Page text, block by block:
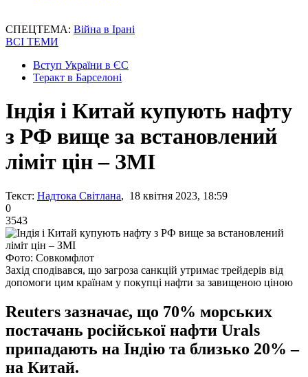
СПЕЦТЕМА: Війна в Ірані
ВСІ ТЕМИ
Вступ України в ЄС
Теракт в Барселоні
Індія і Китай купують нафту
з РФ вище за встановлений
ліміт цін – ЗМІ
Текст: Надтока Світлана, 18 квітня 2023, 18:59
0
3543
Фото: Совкомфлот
Захід сподівався, що загроза санкцій утримає трейдерів від
допомоги цим країнам у покупці нафти за завищеною ціною
Reuters зазначає, що 70% морських
постачань російської нафти Urals
припадають на Індію та близько 20% –
на Китай.